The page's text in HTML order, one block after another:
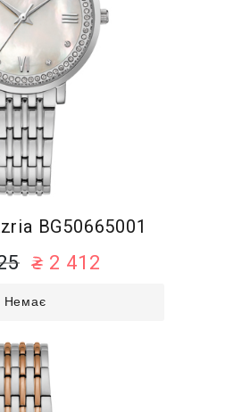
BG50665001
2 412
Немає